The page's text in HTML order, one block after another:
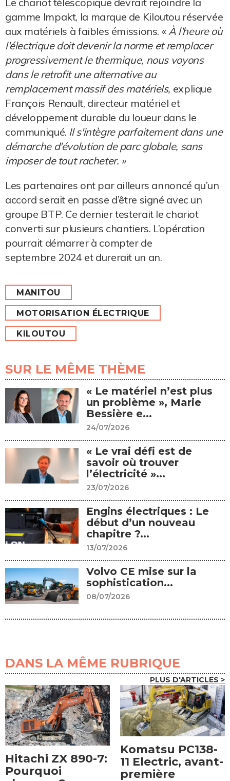
gamme Impakt, la marque de Kiloutou réservée
aux matériels à faibles émissions. « À l'heure où
l'électrique doit devenir la norme et remplacer
progressivement le thermique, nous voyons
dans le retrofit une alternative au
remplacement massif des matériels, explique
François Renault, directeur matériel et
développement durable du loueur dans le
communiqué. Il s'intègre parfaitement dans une
démarche d'évolution de parc globale, sans
imposer de tout racheter. »
Les partenaires ont par ailleurs annoncé qu’un
accord serait en passe d’être signé avec un
groupe BTP. Ce dernier testerait le chariot
converti sur plusieurs chantiers. L’opération
pourrait démarrer à compter de
septembre 2024 et durerait un an.
MANITOU
MOTORISATION ÉLECTRIQUE
KILOUTOU
SUR LE MÊME THÈME
« Le matériel n’est plus
un problème », Marie
Bessière e...
24/07/2026
« Le vrai défi est de
savoir où trouver
l’électricité »...
23/07/2026
Engins électriques : Le
début d’un nouveau
chapitre ?...
13/07/2026
Volvo CE mise sur la
sophistication...
08/07/2026
DANS LA MÊME RUBRIQUE
PLUS D'ARTICLES >
Hitachi ZX 890-7:
Pourquoi
Komatsu PC138-
11 Electric, avant-
première